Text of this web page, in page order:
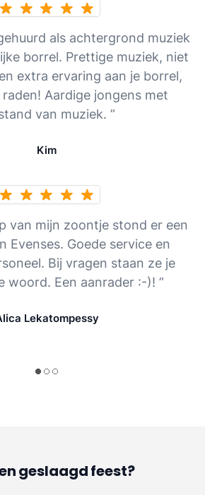
als achtergrond muziek
borrel. Prettige muziek, niet
extra ervaring aan je borrel,
Aardige jongens met
van muziek. ”
Kim
van mijn zoontje stond er een
Evenses. Goede service en
Bij vragen staan ze je
woord. Een aanrader :-)! ”
Lekatompessy
geslaagd feest?